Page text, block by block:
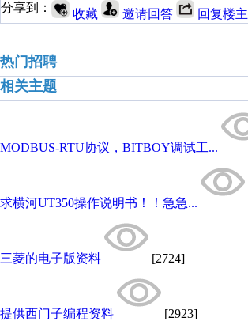
分享到： 收藏 邀请回答 回复楼主
热门招聘
相关主题
MODBUS-RTU协议，BITBOY调试工...
求横河UT350操作说明书！！急急...
三菱的电子版资料 [2724]
提供西门子编程资料 [2923]